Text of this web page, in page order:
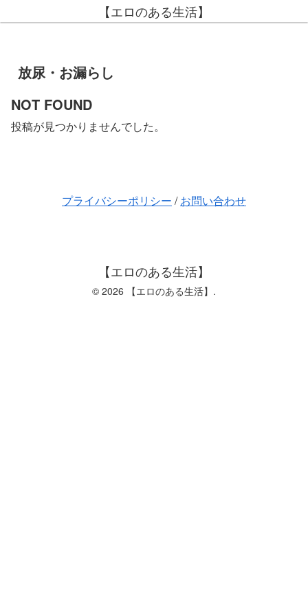
【エロのある生活】
放尿・お漏らし
NOT FOUND
投稿が見つかりませんでした。
プライバシーポリシー /お問い合わせ
【エロのある生活】
© 2026 【エロのある生活】.